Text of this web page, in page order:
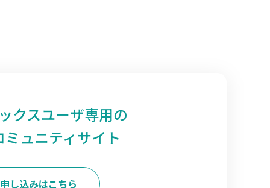
クスユーザ専用の
ュニティサイト
し込みはこちら